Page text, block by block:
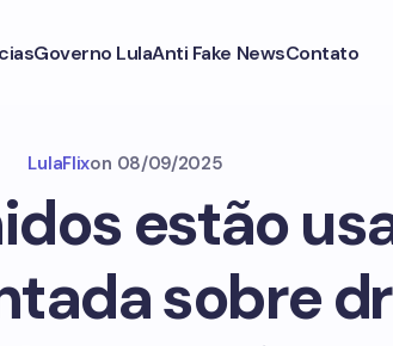
Governo LulaAnti Fake NewsContato
LulaFlixon 08/09/2025
estão
sobre